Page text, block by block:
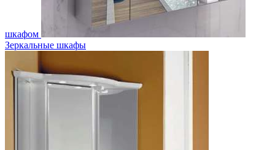
шкафом
Зеркальные шкафы